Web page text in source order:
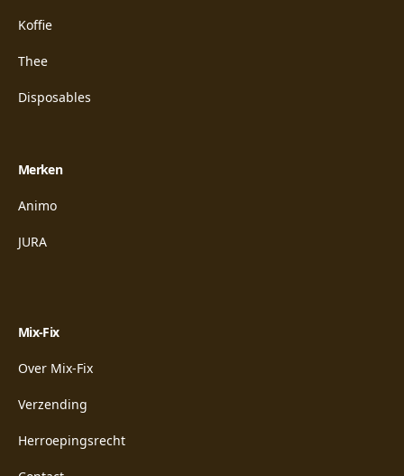
Koffie
Thee
Disposables
Merken
Animo
JURA
Mix-Fix
Over Mix-Fix
Verzending
Herroepingsrecht